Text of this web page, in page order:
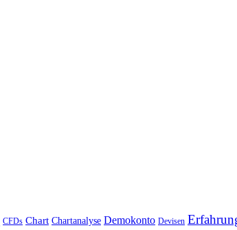
CFDs Chart Chartanalyse Demokonto Devisen